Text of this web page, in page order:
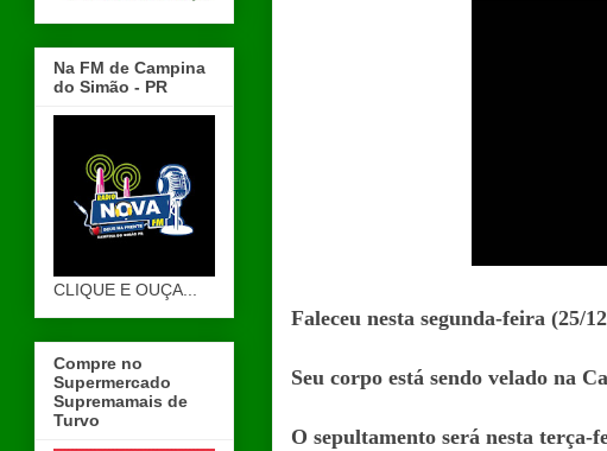
Faleceu nesta segunda-feira (25/
Seu corpo está sendo velado na
O sepultamento será nesta
Na FM de Campina
do Simão - PR
CLIQUE E OUÇA...
Compre no
Supermercado
Supremamais de
Turvo